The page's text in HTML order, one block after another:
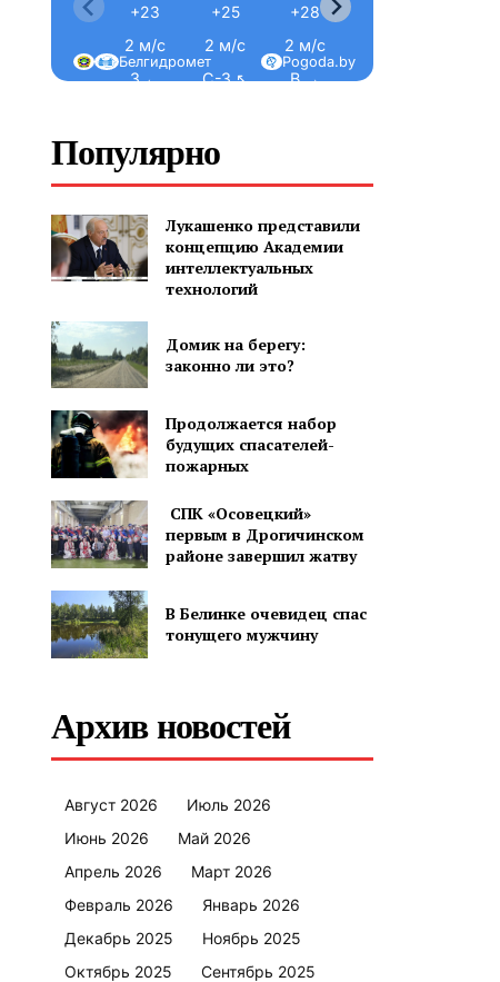
+23
2 м/с
З ←
+25
2 м/с
С-З ↖
+28
2 м/с
В →
В →
Pogoda.by
Белгидромет
Популярно
Лукашенко представили
концепцию Академии
интеллектуальных
технологий
Домик на берегу:
законно ли это?
Продолжается набор
будущих спасателей-
пожарных
СПК «Осовецкий»
первым в Дрогичинском
районе завершил жатву
В Белинке очевидец спас
тонущего мужчину
Архив новостей
Август 2026
Июль 2026
Июнь 2026
Май 2026
Апрель 2026
Март 2026
Февраль 2026
Январь 2026
Декабрь 2025
Ноябрь 2025
Октябрь 2025
Сентябрь 2025